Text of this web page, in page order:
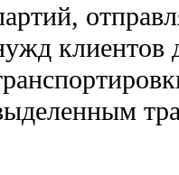
клиентов